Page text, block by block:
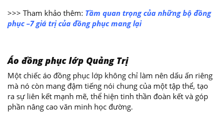
>>> Tham khảo thêm: Tầm quan trọng của những bộ đồng
phục –7 giá trị của đồng phục mang lại
Áo đồng phục lớp Quảng Trị
Một chiếc áo đồng phục lớp không chỉ làm nên dấu ấn riêng
mà nó còn mang đậm tiếng nói chung của một tập thể, tạo
ra sự liên kết mạnh mẽ, thể hiện tinh thần đoàn kết và góp
phần nâng cao văn minh học đường.